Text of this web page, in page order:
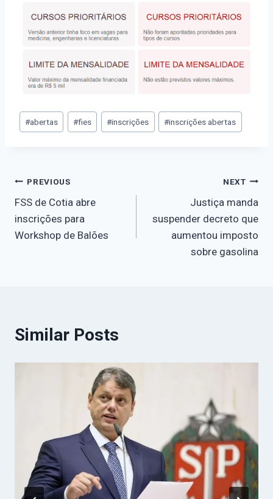
#abertas #fies #inscrições #inscrições abertas
PREVIOUS
FSS de Cotia abre
inscrições para
Workshop de Balões
NEXT
Justiça manda
suspender decreto que
aumentou imposto
sobre gasolina
Similar Posts